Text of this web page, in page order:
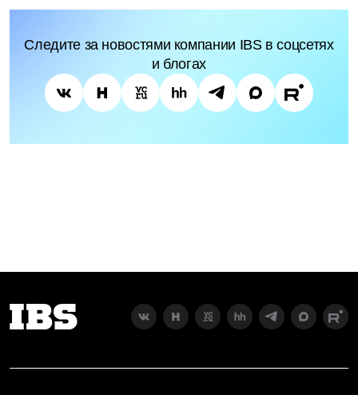
Следите за новостями компании IBS в соцсетях
и блогах